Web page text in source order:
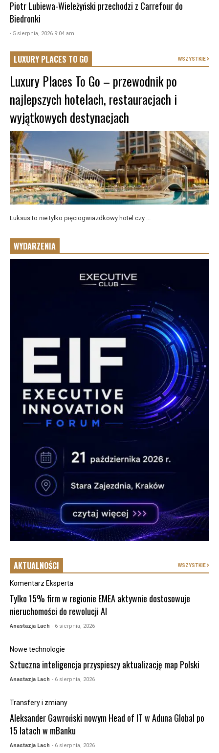
Piotr Lubiewa-Wieleżyński przechodzi z Carrefour do
Biedronki
- 5 sierpnia, 2026 9:04 am
LUXURY PLACES TO GO WSZYSTKIE
Luxury Places To Go – przewodnik po
najlepszych hotelach, restauracjach i
wyjątkowych destynacjach
Luksus to nie tylko pięciogwiazdkowy hotel czy ...
WYDARZENIA
AKTUALNOŚCI WSZYSTKIE
Komentarz Eksperta
Tylko 15% firm w regionie EMEA aktywnie dostosowuje
nieruchomości do rewolucji AI
Anastazja Lach - 6 sierpnia, 2026
Nowe technologie
Sztuczna inteligencja przyspieszy aktualizację map Polski
Anastazja Lach - 6 sierpnia, 2026
Transfery i zmiany
Aleksander Gawroński nowym Head of IT w Aduna Global po
15 latach w mBanku
Anastazja Lach - 6 sierpnia, 2026